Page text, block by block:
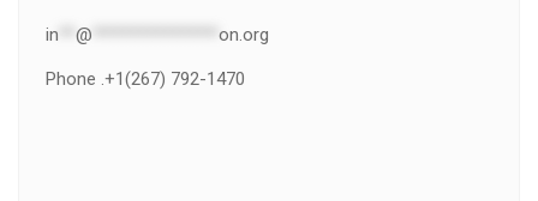
in @ on.org
Phone .+1(267) 792-1470